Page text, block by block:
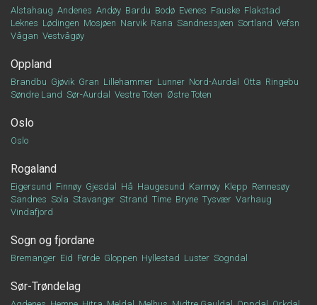
Alstahaug Andenes Andøy Bardu Bodø Evenes Fauske Flakstad
Leknes Lødingen Mosjøen Narvik Rana Sandnessjøen Sortland Vefsn
Vågan Vestvågøy
Oppland
Brandbu Gjøvik Gran Lillehammer Lunner Nord-Aurdal Otta Ringebu
Søndre Land Sør-Aurdal Vestre Toten Østre Toten
Oslo
Oslo
Rogaland
Eigersund Finnøy Gjesdal Hå Haugesund Karmøy Klepp Rennesøy
Sandnes Sola Stavanger Strand Time Bryne Tysvær Varhaug
Vindafjord
Sogn og fjordane
Bremanger Eid Førde Gloppen Hyllestad Luster Sogndal
Sør-Trøndelag